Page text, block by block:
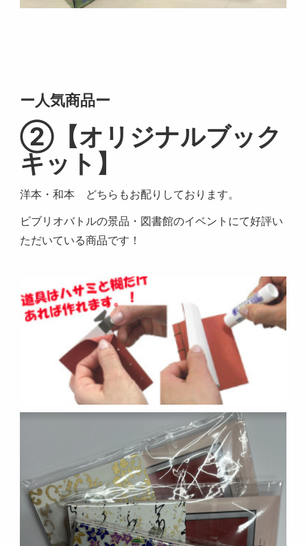
ー人気商品ー
②【オリジナルブック
キット】
洋本・和本 どちらもお配りしております。
ビブリオバトルの景品・図書館のイベントにて好評い
ただいている商品です！